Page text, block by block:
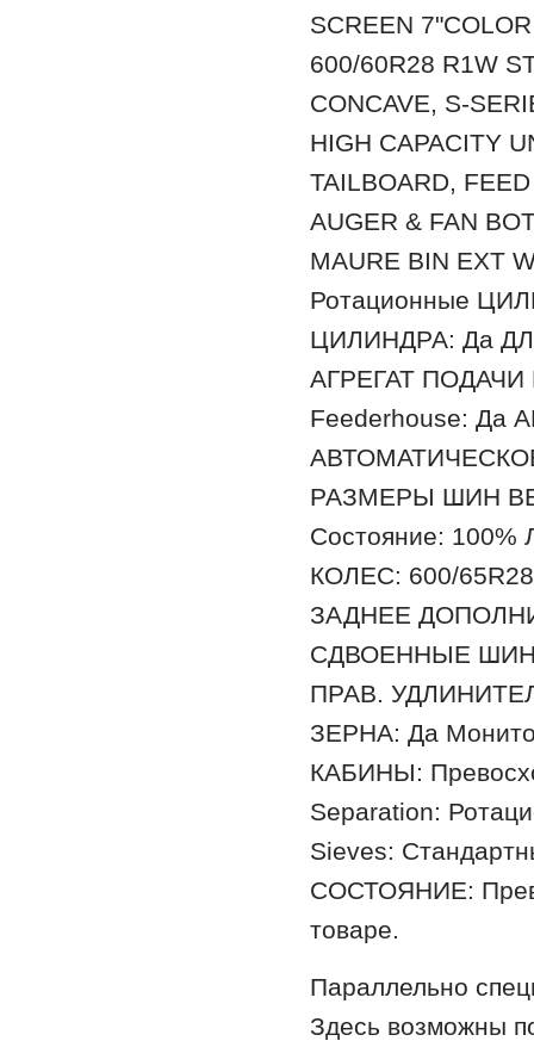
SCREEN
600/60R28 R1W
CONCAVE, S-
HIGH CAPACITY
TAILBOARD,
AUGER & FAN
MAURE BIN EXT
Ротационные
ЦИЛИНДРА: Да
АГРЕГАТ ПОДАЧИ
Feederhouse:
РАЗМЕРЫ ШИН
Состояние:
КОЛЕС: 600/
ЗАДНЕЕ
СДВОЕННЫЕ
ПРАВ.
ЗЕРНА: Да
КАБИНЫ:
Separation:
Sieves:
СОСТОЯНИЕ:
товаре.
Параллельно
Здесь возможны